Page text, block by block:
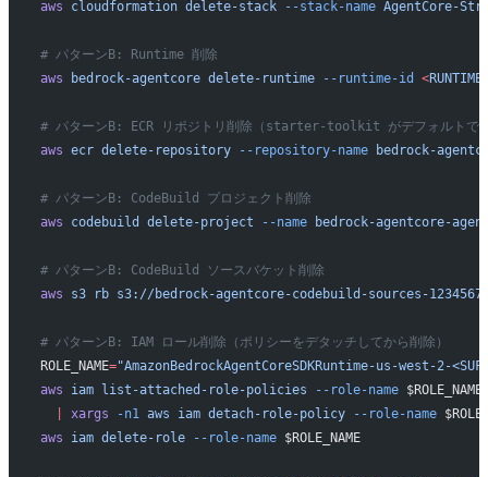
aws cloudformation delete-stack --stack-name AgentCore-
# パターンB: Runtime 削除
aws bedrock-agentcore delete-runtime --runtime-id <
# パターンB: ECR リポジトリ削除（starter-toolkit がデフォルトで作
aws ecr delete-repository --repository-name bedrock-
# パターンB: CodeBuild プロジェクト削除
aws codebuild delete-project --name bedrock-agentcore-
# パターンB: CodeBuild ソースバケット削除
aws s3 rb s3://bedrock-agentcore-codebuild-sources-
# パターンB: IAM ロール削除（ポリシーをデタッチしてから削除）
ROLE_NAME="AmazonBedrockAgentCoreSDKRuntime-us-west-2-
aws iam list-attached-role-policies --role-name
xargs -n1 aws iam detach-role-policy --role-name
aws iam delete-role --role-name $ROLE_NAME